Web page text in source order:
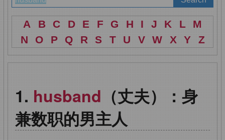
A B C D E F G H I J K L
M
N
O P Q R S T U V W X Y Z
husband （丈夫）：身
兼数职的男主人